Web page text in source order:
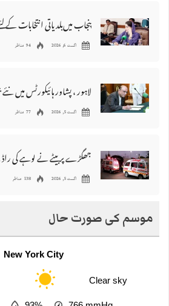
اگست 6, 2026 94 مناظر
اگست 5, 2026 77 مناظر
اگست 5, 2026 138 مناظر
موسم کی صورت حال
New York City
Clear sky